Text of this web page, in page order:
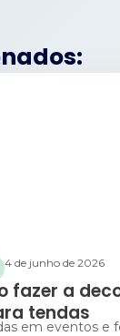
4 de junho de 2026
fazer a
tendas
em eventos e